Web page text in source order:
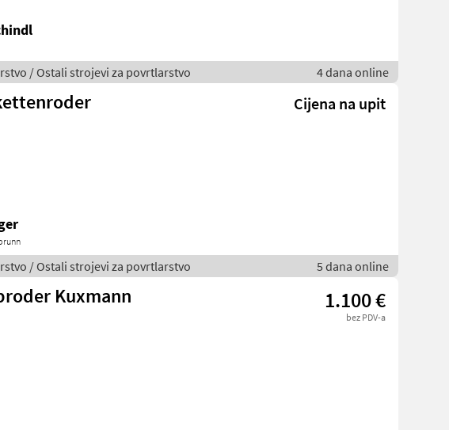
/ Ostali strojevi za povrtlarstvo 4 dana online
Cijena na upit
/ Ostali strojevi za povrtlarstvo 5 dana online
Kuxmann 1.100 €
bez PDV-a